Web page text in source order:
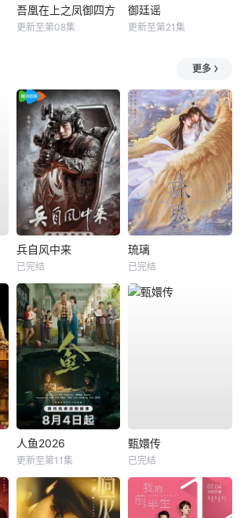
吾凰在上之凤御四方
更新至第08集
御廷谣
更新至第21集
更多
兵自风中来
已完结
琉璃
已完结
人鱼2026
更新至第11集
甄嬛传
已完结